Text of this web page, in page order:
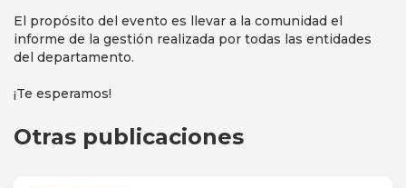
El propósito del evento es llevar a la comunidad el
informe de la gestión realizada por todas las entidades
del departamento.
¡Te esperamos!
Otras publicaciones